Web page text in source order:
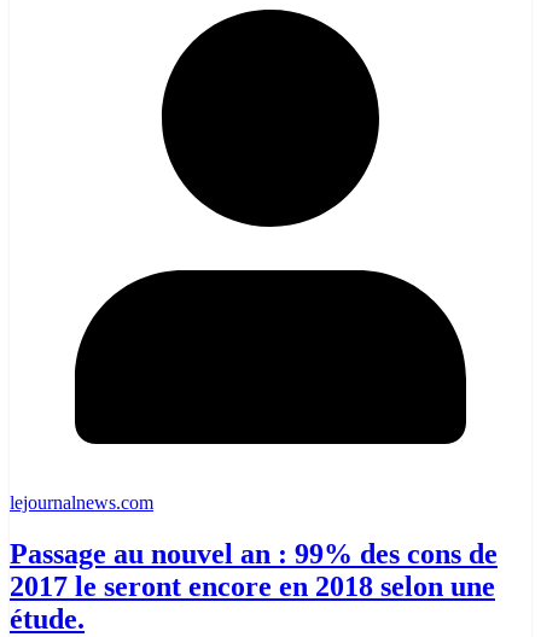
lejournalnews.com
Passage au nouvel an : 99% des cons de
2017 le seront encore en 2018 selon une
étude.